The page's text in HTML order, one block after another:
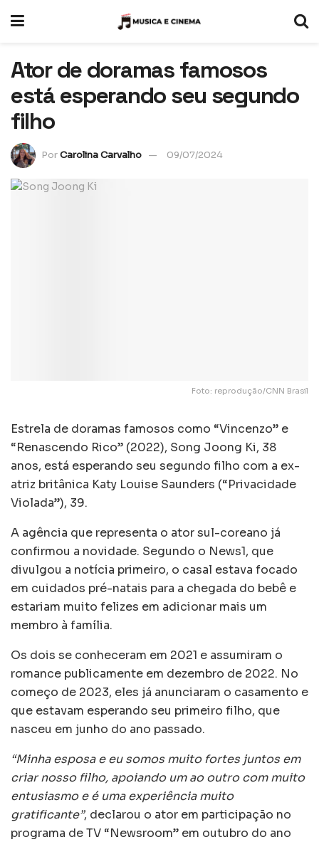
Ator de doramas famosos
está esperando seu segundo
filho
PorCarolina Carvalho 09/07/2024
Foto: reprodução/CNN Brasil
Estrela de doramas famosos como “Vincenzo” e
“Renascendo Rico” (2022), Song Joong Ki, 38
anos, está esperando seu segundo filho com a ex-
atriz britânica Katy Louise Saunders (“Privacidade
Violada”), 39.
A agência que representa o ator sul-coreano já
confirmou a novidade. Segundo o News1, que
divulgou a notícia primeiro, o casal estava focado
em cuidados pré-natais para a chegada do bebê e
estariam muito felizes em adicionar mais um
membro à família.
Os dois se conheceram em 2021 e assumiram o
romance publicamente em dezembro de 2022. No
começo de 2023, eles já anunciaram o casamento e
que estavam esperando seu primeiro filho, que
nasceu em junho do ano passado.
“Minha esposa e eu somos muito fortes juntos em
criar nosso filho, apoiando um ao outro com muito
entusiasmo e é uma experiência muito
gratificante”, declarou o ator em participação no
programa de TV “Newsroom” em outubro do ano